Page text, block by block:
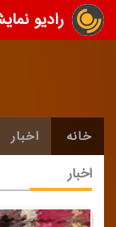
رادیو
خانه اخبار
اخبار